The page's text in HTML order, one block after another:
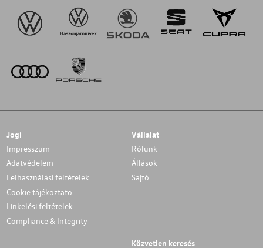
Jogi
Impresszum
Adatvédelem
Felhasználási feltételek
Cookie tájékoztato
Linkelési feltételek
Compliance & Integrity
Vállalat
Rólunk
Állások
Sajtó
Közvetlen keresés